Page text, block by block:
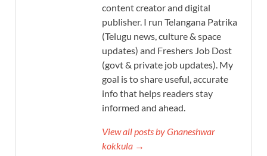
content creator and digital
publisher. I run Telangana Patrika
(Telugu news, culture & space
updates) and Freshers Job Dost
(govt & private job updates). My
goal is to share useful, accurate
info that helps readers stay
informed and ahead.
View all posts by Gnaneshwar
kokkula →